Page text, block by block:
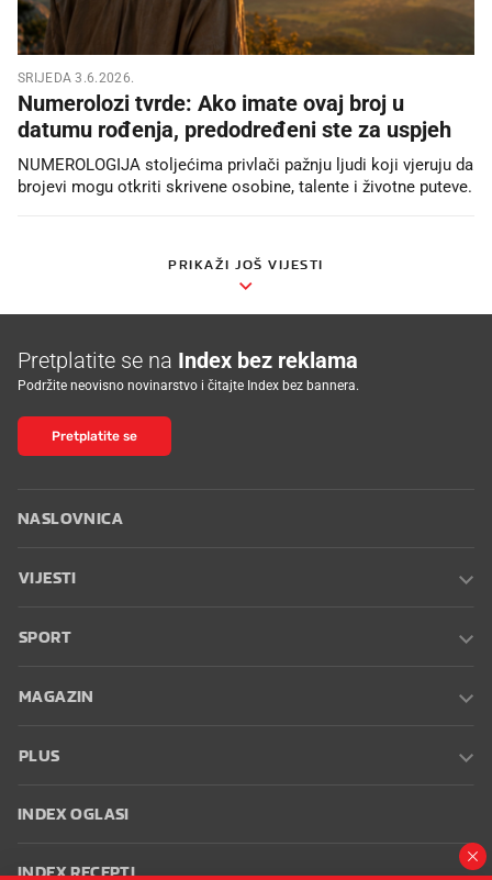
SRIJEDA 3.6.2026.
Numerolozi tvrde: Ako imate ovaj broj u
datumu rođenja, predodređeni ste za uspjeh
NUMEROLOGIJA stoljećima privlači pažnju ljudi koji vjeruju da
brojevi mogu otkriti skrivene osobine, talente i životne puteve.
PRIKAŽI JOŠ VIJESTI
Pretplatite se na Index bez reklama
Podržite neovisno novinarstvo i čitajte Index bez bannera.
Pretplatite se
NASLOVNICA
VIJESTI
SPORT
MAGAZIN
PLUS
INDEX OGLASI
INDEX RECEPTI